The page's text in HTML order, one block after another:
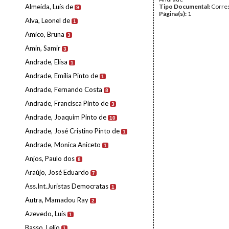
Almeida, Luís de 9
Alva, Leonel de 1
Amico, Bruna 3
Amin, Samir 3
Andrade, Elisa 1
Andrade, Emília Pinto de 1
Andrade, Fernando Costa 8
Andrade, Francisca Pinto de 3
Andrade, Joaquim Pinto de 10
Andrade, José Cristino Pinto de 1
Andrade, Monica Aniceto 1
Anjos, Paulo dos 8
Araújo, José Eduardo 7
Ass.Int.Juristas Democratas 1
Autra, Mamadou Ray 2
Azevedo, Luís 1
Tipo Documental:
Página(s): 1